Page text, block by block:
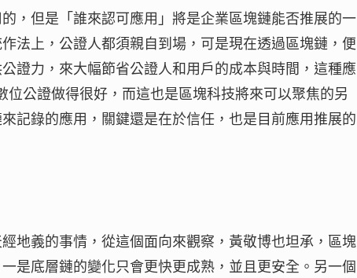
，但是「誰來認可應用」將是企業區塊鏈能否推展的一
法上，公證人都須親自到場，可是現在透過區塊鏈，便
證力，來大幅節省公證人和用戶的成本與時間，這種應
公證做得很好，而這也是區塊科技將來可以聚焦的另
記錄的應用，關鍵還是在於信任，也是目前應用推展的
地義的事情，從這個面向來觀察，黃敬博也坦承，區塊
是底層鏈的變化只會更快更成熟，並且更安全。另一個